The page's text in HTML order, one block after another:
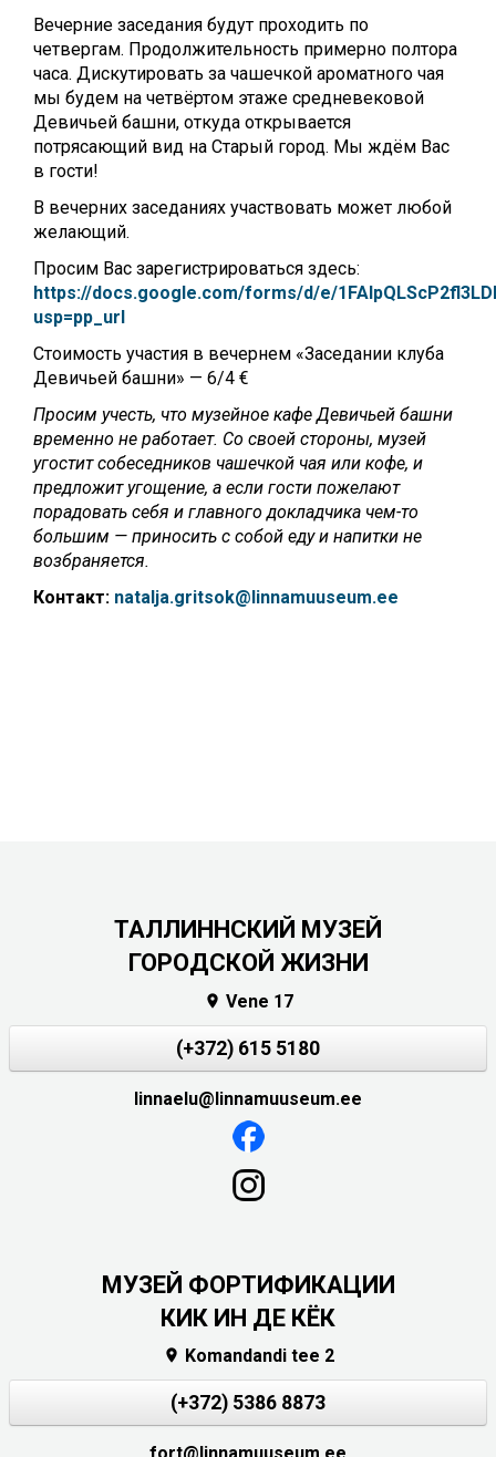
Вечерние заседания будут проходить по
четвергам. Продолжительность примерно полтора
часа. Дискутировать за чашечкой ароматного чая
мы будем на четвёртом этаже средневековой
Девичьей башни, откуда открывается
потрясающий вид на Старый город. Мы ждём Вас
в гости!
В вечерних заседаниях участвовать может любой
желающий.
Просим Вас зарегистрироваться здесь:
https://docs.google.com/forms/d/e/
usp=pp_url
Стоимость участия в вечернем «Заседании клуба
Девичьей башни» — 6/4 €
Просим учесть, что музейное кафе Девичьей башни
временно не работает. Со своей стороны, музей
угостит собеседников чашечкой чая или кофе, и
предложит угощение, а если гости пожелают
порадовать себя и главного докладчика чем-то
большим — приносить с собой еду и напитки не
возбраняется.
Контакт: natalja.gritsok@linnamuuseum.ee
ТАЛЛИННСКИЙ МУЗЕЙ
ГОРОДСКОЙ ЖИЗНИ
 Vene 17
(+372) 615 5180
linnaelu@linnamuuseum.ee
МУЗЕЙ ФОРТИФИКАЦИИ
КИК ИН ДЕ КЁК
 Komandandi tee 2
(+372) 5386 8873